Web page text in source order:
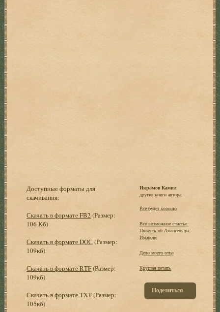
Доступные форматы для
скачивания:
Скачать в формате FB2 (Размер:
106 Кб)
Скачать в формате DOC (Размер:
109кб)
Скачать в формате RTF(Размер:
109кб)
Скачать в формате TXT(Размер:
105кб)
Икрамов Камил
другие книги автора:
Все будет хорошо
Все возможное счастье.
Повесть об Амангельды
Иманове
Дело моего отца
Круглая печать
Поделиться